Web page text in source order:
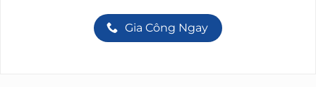
Gia Công Ngay